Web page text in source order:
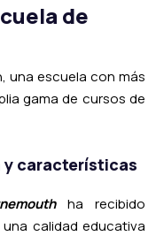
de
una escuela con más
gama de cursos de
y características
ha recibido
calidad educativa